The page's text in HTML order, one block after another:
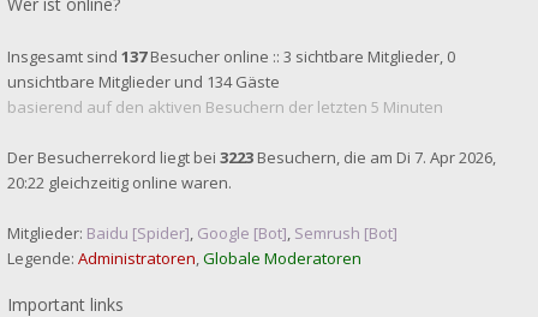
Insgesamt sind 137Besucher online :: 3 sichtbare Mitglieder, 0
unsichtbare Mitglieder und 134 Gäste
basierend auf den aktiven Besuchern der letzten 5 Minuten
Der Besucherrekord liegt bei 3223 Besuchern, die am Di 7. Apr 2026,
20:22 gleichzeitig online waren.
Mitglieder: Baidu [Spider], Google [Bot], Semrush [Bot]
Legende: Administratoren,Globale Moderatoren
Important links